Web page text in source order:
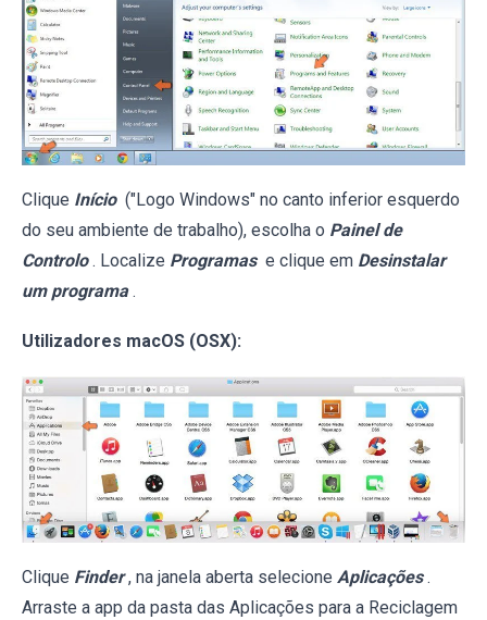
Clique Início ("Logo Windows" no canto inferior esquerdo
do seu ambiente de trabalho), escolha o Painel de
Controlo . Localize Programas e clique em Desinstalar
um programa .
Utilizadores macOS (OSX):
Clique Finder , na janela aberta selecione Aplicações .
Arraste a app da pasta das Aplicações para a Reciclagem